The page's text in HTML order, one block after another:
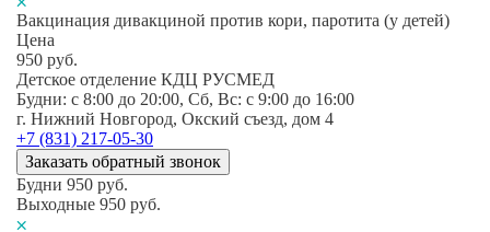
Вакцинация дивакциной против кори, паротита (у детей)
Цена
950 руб.
Детское отделение КДЦ РУСМЕД
Будни: c 8:00 до 20:00, Сб, Вс: c 9:00 до 16:00
г. Нижний Новгород, Окский съезд, дом 4
+7 (831) 217-05-30
Заказать обратный звонок
Будни 950 руб.
Выходные 950 руб.